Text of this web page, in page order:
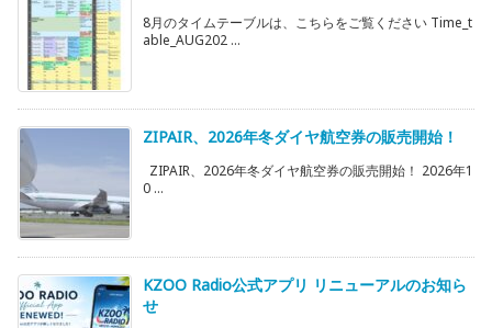
8月のタイムテーブルは、こちらをご覧ください Time_t
able_AUG202 ...
ZIPAIR、2026年冬ダイヤ航空券の販売開始！
ZIPAIR、2026年冬ダイヤ航空券の販売開始！ 2026年1
0 ...
KZOO Radio公式アプリ リニューアルのお知ら
せ